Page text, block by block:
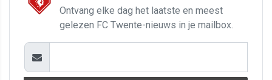
Ontvang elke dag het laatste en meest
gelezen FC Twente-nieuws in je mailbox.